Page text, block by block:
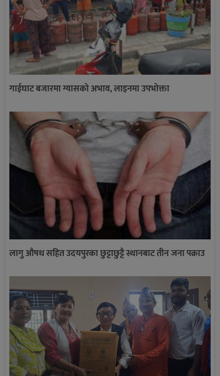
गाईघाट बजारमा ग्यासको अभाव, लाइनमा उपभोक्ता
लागु औषध सहित उदयपुरका छुट्टाछुट्टै स्थानबाट तीन जना पक्राउ